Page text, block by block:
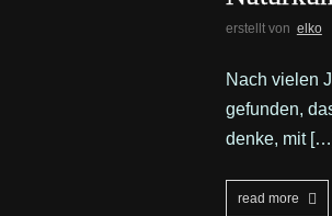
erstellt von elko
Nach vielen
gefunden,
denke, mit
read more